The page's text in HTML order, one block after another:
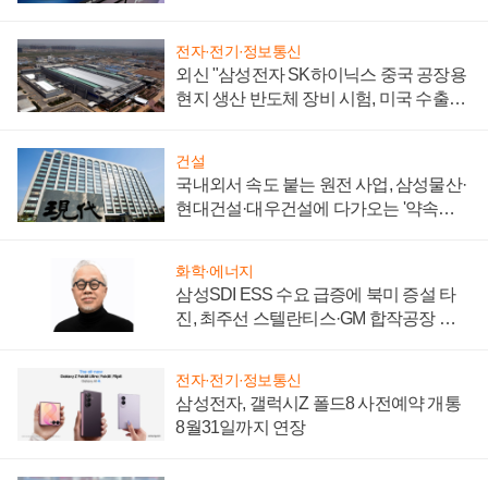
전자·전기·정보통신
외신 "삼성전자 SK하이닉스 중국 공장용
현지 생산 반도체 장비 시험, 미국 수출통
건설
국내외서 속도 붙는 원전 사업, 삼성물산·
현대건설·대우건설에 다가오는 '약속의
화학·에너지
삼성SDI ESS 수요 급증에 북미 증설 타
진, 최주선 스텔란티스·GM 합작공장 건
전자·전기·정보통신
삼성전자, 갤럭시Z 폴드8 사전예약 개통
8월31일까지 연장